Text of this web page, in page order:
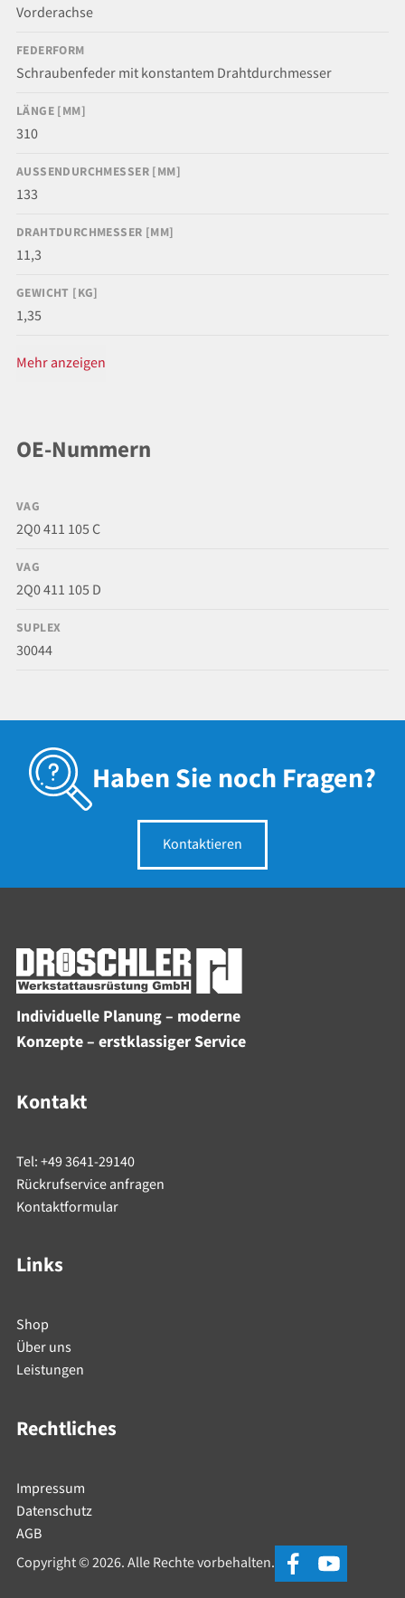
Vorderachse
FEDERFORM
Schraubenfeder mit konstantem Drahtdurchmesser
LÄNGE [MM]
310
AUSSENDURCHMESSER [MM]
133
DRAHTDURCHMESSER [MM]
11,3
GEWICHT [KG]
1,35
Mehr anzeigen
OE-Nummern
VAG
2Q0 411 105 C
VAG
2Q0 411 105 D
SUPLEX
30044
Haben Sie noch Fragen?
Kontaktieren
Individuelle Planung – moderne
Konzepte – erstklassiger Service
Kontakt
Tel: +49 3641-29140
Rückrufservice anfragen
Kontaktformular
Links
Shop
Über uns
Leistungen
Rechtliches
Impressum
Datenschutz
AGB
Copyright © 2026. Alle Rechte vorbehalten.